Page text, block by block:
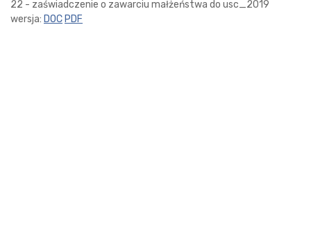
22 - zaświadczenie o zawarciu małżeństwa do usc_2019
wersja: DOC PDF